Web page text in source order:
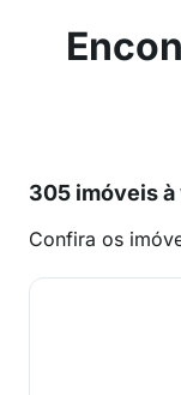
305 imóveis
Confira os